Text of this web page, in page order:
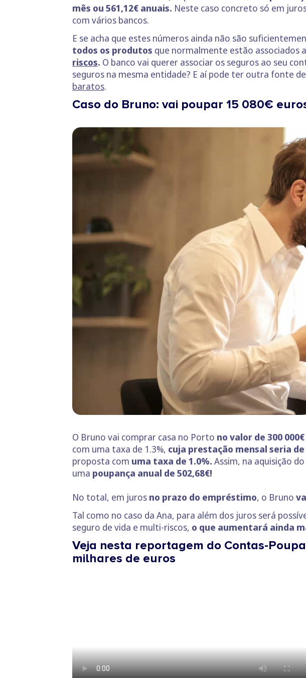
mês ou 561,12€ anuais. Neste caso concreto só em
com vários bancos.
E se acha que estes números ainda não são
todos os produtos que normalmente estão associados
riscos. O banco vai querer associar os seguros ao seu
seguros na mesma entidade? E aí pode ter outra fonte
baratos.
Caso do Bruno: vai poupar 15 080€
O Bruno vai comprar casa no Porto no valor de 300
com uma taxa de 1.3%, cuja prestação mensal seria de
proposta com uma taxa de 1.0%. Assim, na aquisição
uma poupança anual de 502,68€!
No total, em juros no prazo do empréstimo, o Bruno
Tal como no caso da Ana, para além dos juros será
seguro de vida e multi-riscos, o que aumentará ainda
Veja nesta reportagem do Contas-
milhares de euros